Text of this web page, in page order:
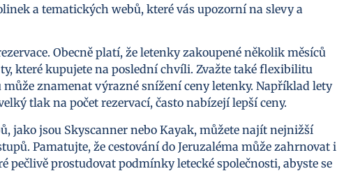
a tematických webů, které vás upozorní na slevy a
Obecně platí, že letenky zakoupené několik měsíců
které kupujete na poslední chvíli. Zvažte také flexibilitu
znamenat výrazné snížení ceny letenky. Například lety
tlak na počet rezervací, často nabízejí lepší ceny.
jako jsou Skyscanner nebo Kayak, můžete najít nejnižší
Pamatujte, že cestování do Jeruzaléma může zahrnovat i
pečlivě prostudovat podmínky letecké společnosti, abyste se